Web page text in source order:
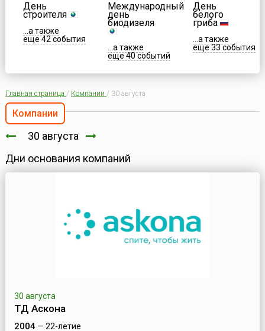
День
строителя
...а также
еще 42 события
Международный
день
биодизеля
...а также
еще 40 событий
День
белого
гриба
...а также
еще 33 события
Главная страница / Компании / 30 августа
Компании
30 августа
Дни основания компаний
30 августа
ТД Аскона
2004— 22-летие